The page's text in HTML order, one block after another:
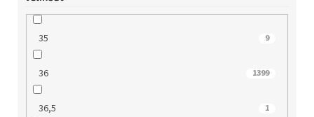
35 9
36 1399
36,5 1